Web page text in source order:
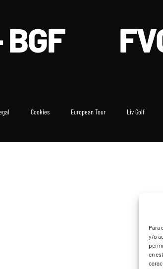
Para
y/o
en
BGF
Cookies European Tour Liv Golf